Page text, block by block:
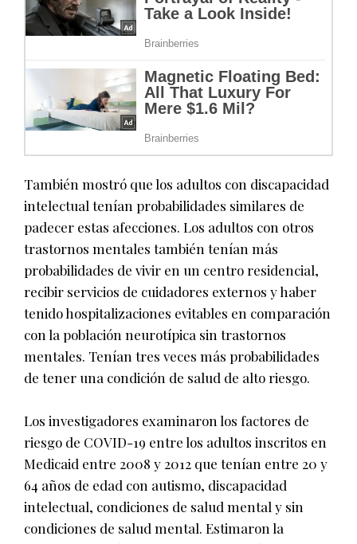
También mostró que los adultos con discapacidad
intelectual tenían probabilidades similares de
padecer estas afecciones. Los adultos con otros
trastornos mentales también tenían más
probabilidades de vivir en un centro residencial,
recibir servicios de cuidadores externos y haber
tenido hospitalizaciones evitables en comparación
con la población neurotípica sin trastornos
mentales. Tenían tres veces más probabilidades
de tener una condición de salud de alto riesgo.
Los investigadores examinaron los factores de
riesgo de COVID-19 entre los adultos inscritos en
Medicaid entre 2008 y 2012 que tenían entre 20 y
64 años de edad con autismo, discapacidad
intelectual, condiciones de salud mental y sin
condiciones de salud mental. Estimaron la